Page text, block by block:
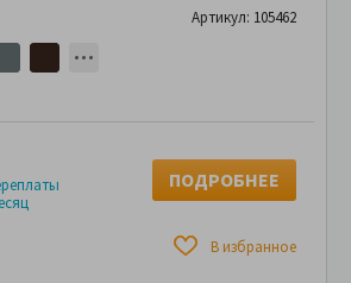
Артикул: 105462
В избранное
ПОДРОБНЕЕ